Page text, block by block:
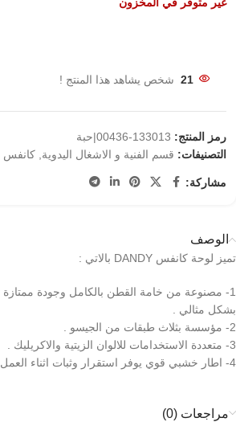
غير متوفر في المخزون
21 شخص يشاهد هذا المنتج !
رمز المنتج: 133013-00436|حبة
التصنيفات: قسم الفنية و الاشغال اليدوية كانفس
مشاركة:
الوصف
تميز لوحة كانفس DANDY بالاتي :
1- مصنوعة من خامة القطن بالكامل وجودة
بشكل مثالي .
2- مؤسسة بثلاث طبقات من الجيسو .
3- متعددة الاستخدامات للالوان الزيتية والاكريليك .
4- اطار خشبي قوي يوفر استقرار وثبات اثناء العمل عليه.
مراجعات (0)